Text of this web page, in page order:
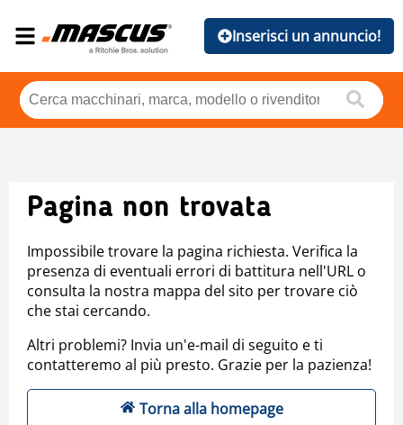
Inserisci un annuncio!
Pagina non trovata
Impossibile trovare la pagina richiesta. Verifica la
presenza di eventuali errori di battitura nell'URL o
consulta la nostra mappa del sito per trovare ciò
che stai cercando.
Altri problemi? Invia un'e-mail di seguito e ti
contatteremo al più presto. Grazie per la pazienza!
Torna alla homepage